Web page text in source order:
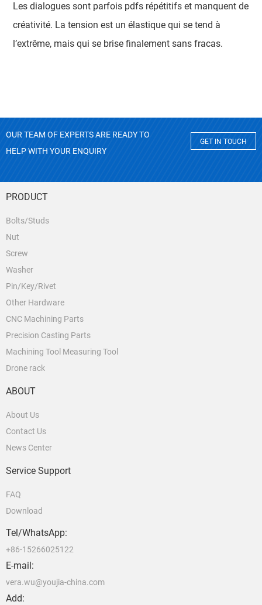
Les dialogues sont parfois pdfs répétitifs et manquent de
créativité. La tension est un élastique qui se tend à
l’extrême, mais qui se brise finalement sans fracas.
OUR TEAM OF EXPERTS ARE READY TO
HELP WITH YOUR ENQUIRY
GET IN TOUCH
PRODUCT
Bolts/Studs
Nut
Screw
Washer
Pin/Key/Rivet
Other Hardware
CNC Machining Parts
Precision Casting Parts
Machining Tool Measuring Tool
Drone rack
ABOUT
About Us
Contact Us
News Center
Service Support
FAQ
Download
Tel/WhatsApp:
+86-15266025122
E-mail:
vera.wu@youjia-china.com
Add: